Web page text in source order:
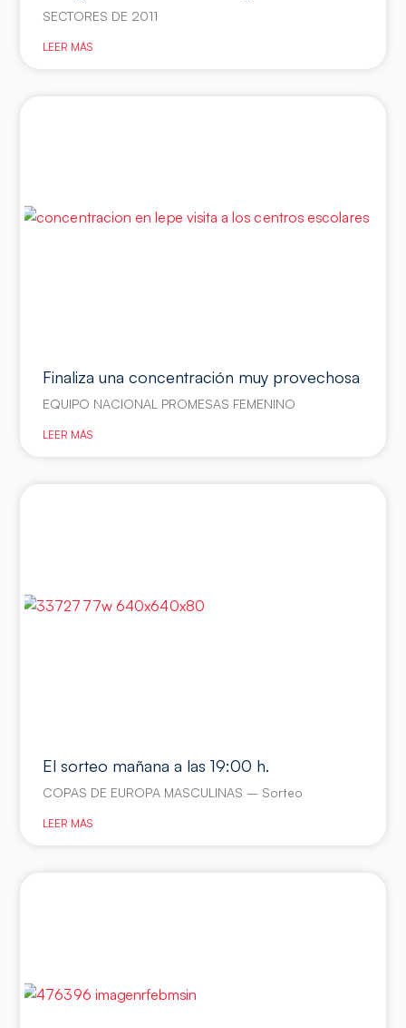
SECTORES DE 2011
LEER MÁS
Finaliza una concentración muy provechosa
EQUIPO NACIONAL PROMESAS FEMENINO
LEER MÁS
El sorteo mañana a las 19:00 h.
COPAS DE EUROPA MASCULINAS – Sorteo
LEER MÁS